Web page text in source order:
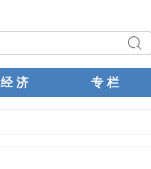
经 济 专 栏